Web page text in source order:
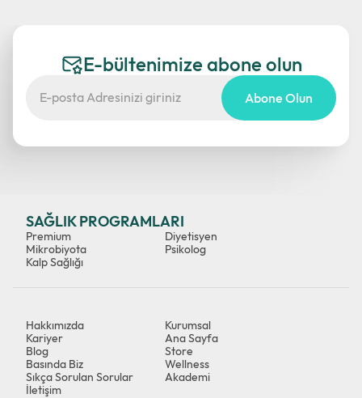
E-bültenimize abone olun
Abone Olun
SAĞLIK PROGRAMLARI
Premium
Mikrobiyota
Kalp Sağlığı
Diyetisyen
Psikolog
Hakkımızda
Kurumsal
Kariyer
Ana Sayfa
Blog
Store
Basında Biz
Wellness
Sıkça Sorulan Sorular
Akademi
İletişim